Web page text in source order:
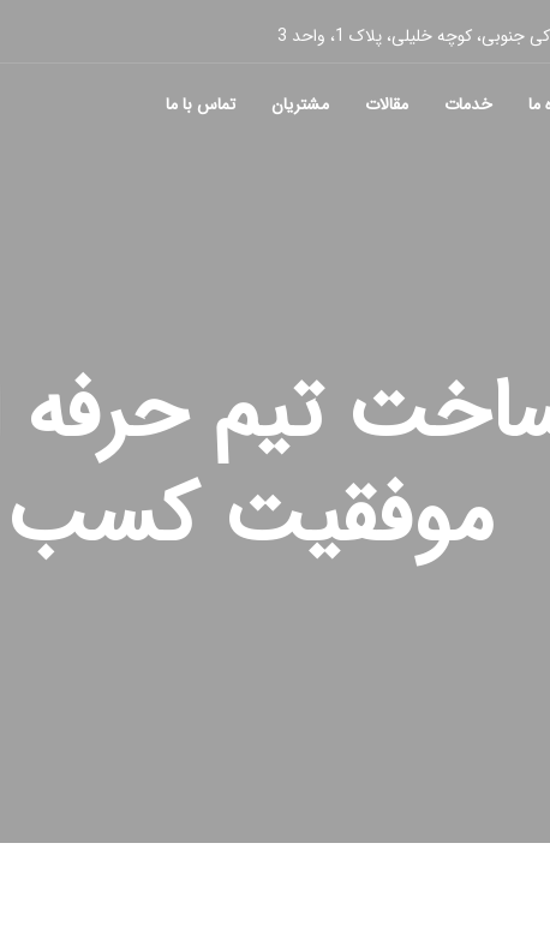
جنوبی، کوچه خلیلی، پلاک 1، واحد 3
ما خدمات مقالات مشتریان تماس با ما
تیم حرفه
موفقیت کسب